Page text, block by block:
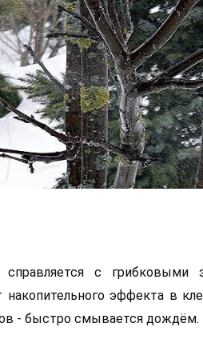
с грибковыми
эффекта в
- быстро смывается дождём.